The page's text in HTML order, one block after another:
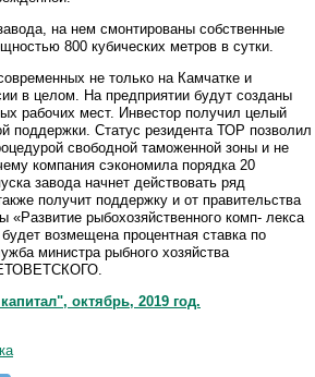
на нем смонтированы собственные
800 кубических метров в сутки.
не только на Камчатке и
в целом. На предприятии будут созданы
рабочих мест. Инвестор получил целый
поддержки. Статус резидента ТОР позволил
свободной таможенной зоны и не
компания сэкономила порядка 20
завода начнет действовать ряд
получит поддержку и от правительства
«Развитие рыбохозяйственного комп- лекса
возмещена процентная ставка по
министра рыбного хозяйства
октябрь, 2019 год.